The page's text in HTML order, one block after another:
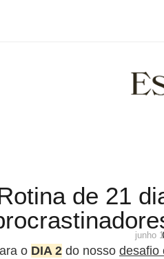
de 21
junho
o DIA 2 do nosso desafio